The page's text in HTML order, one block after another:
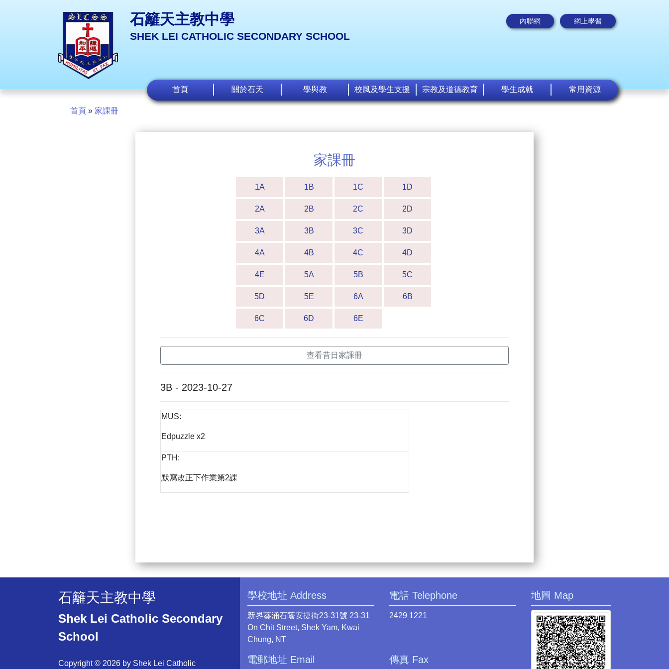
石籬天主教中學
SHEK LEI CATHOLIC SECONDARY SCHOOL
內聯網 網上學習
首頁 關於石天 學與教 校風及學生支援 宗教及道德教育 學生成就 常用資源
首頁 » 家課冊
家課冊
1A 1B 1C 1D
2A 2B 2C 2D
3A 3B 3C 3D
4A 4B 4C 4D
4E 5A 5B 5C
5D 5E 6A 6B
6C 6D 6E
查看昔日家課冊
3B - 2023-10-27
MUS:
Edpuzzle x2
PTH:
默寫改正下作業第2課
石籬天主教中學
Shek Lei Catholic Secondary
School
Copyright © 2026 by Shek Lei Catholic
學校地址 Address
新界葵涌石蔭安捷街23-31號 23-31
On Chit Street, Shek Yam, Kwai
Chung, NT
電話 Telephone
2429 1221
電郵地址 Email 傳真 Fax
地圖 Map